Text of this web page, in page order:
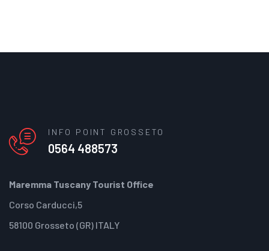
INFO POINT GROSSETO
0564 488573
Maremma Tuscany Tourist Office
Corso Carducci,5
58100 Grosseto (GR) ITALY